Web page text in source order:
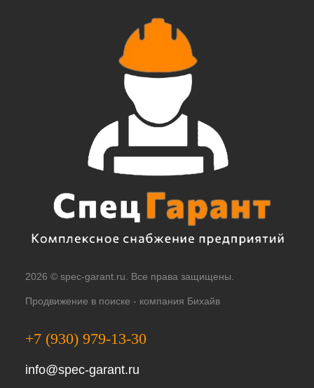
2026 © spec-garant.ru. Все права защищены.
Продвижение в поиске - компания Бихайв
+7 (930) 979-13-30
info@spec-garant.ru